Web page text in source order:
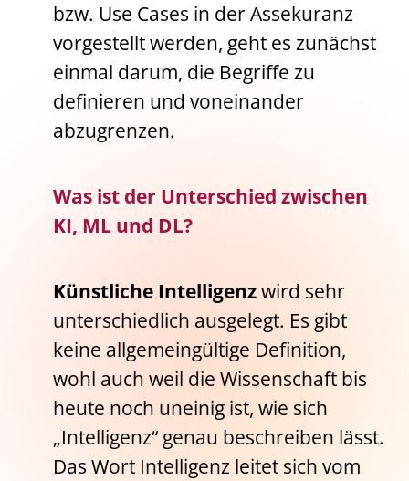
bzw. Use Cases in der Assekuranz
vorgestellt werden, geht es zunächst
einmal darum, die Begriffe zu
definieren und voneinander
abzugrenzen.
Was ist der Unterschied zwischen
KI, ML und DL?
Künstliche Intelligenzwird sehr
unterschiedlich ausgelegt. Es gibt
keine allgemeingültige Definition,
wohl auch weil die Wissenschaft bis
heute noch uneinig ist, wie sich
„Intelligenz“ genau beschreiben lässt.
Das Wort Intelligenz leitet sich vom